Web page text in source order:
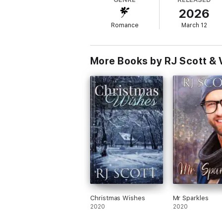
alles kosten könnte.
Schatten und Licht
– Nach einem Unfall,
nicht aufgibt, an ihn zu glauben.
Zucker und Eis– Ein gefallener Goldjunge
Schule und Rock– Ein Rockstar-Goalie,
Romance
2026
March 12
More Books by RJ Scott &
Christmas Wishes
2020
Mr Sparkles
2020